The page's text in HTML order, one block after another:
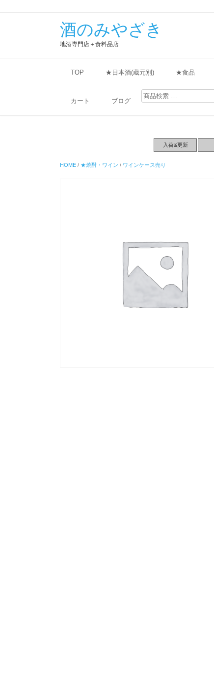
酒のみやざき
地酒専門店＋食料品店
TOP ★日本酒(蔵元別) ★食品
カート ブログ
検
索
入荷&更新
HOME / ★焼酎・ワイン / ワインケース売り